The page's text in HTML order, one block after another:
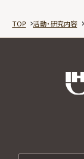
TOP 活動・研究内容